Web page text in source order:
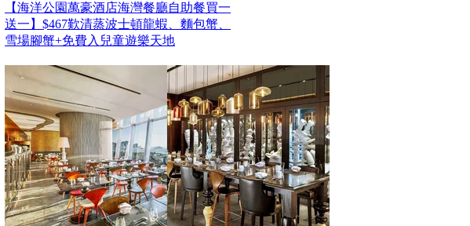
【海洋公園萬豪酒店海灣餐廳自助餐買一
送一】$467歎清蒸波士頓龍蝦、麵包蟹、
雪場腳蟹+免費入兒童遊樂天地